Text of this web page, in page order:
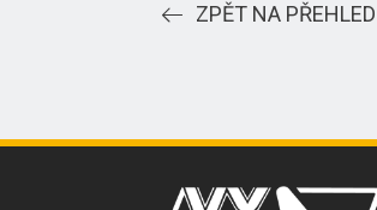
ZPĚT NA PŘEHLED